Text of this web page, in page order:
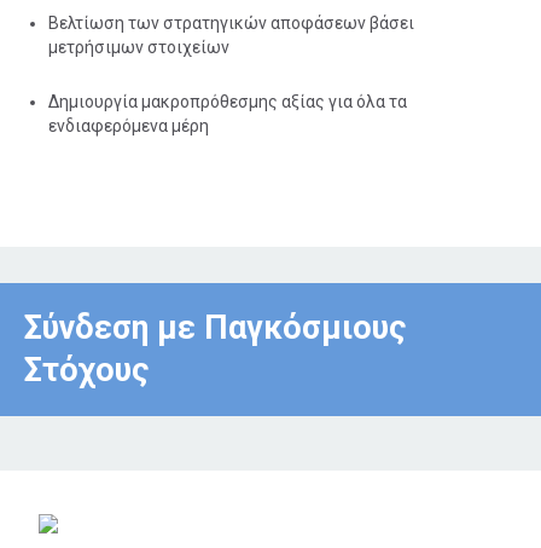
Βελτίωση των στρατηγικών αποφάσεων βάσει
μετρήσιμων στοιχείων
Δημιουργία μακροπρόθεσμης αξίας για όλα τα
ενδιαφερόμενα μέρη
Σύνδεση με Παγκόσμιους
Στόχους